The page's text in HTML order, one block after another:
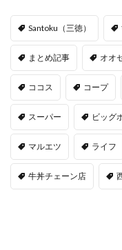
Santoku（三徳）
まとめ記事 オオ
ココス コープ
スーパー ビッグ
マルエツ ライフ
牛丼チェーン店